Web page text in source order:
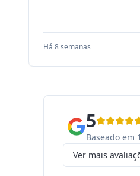
Há 8 semanas
5
Baseado em
Ver mais